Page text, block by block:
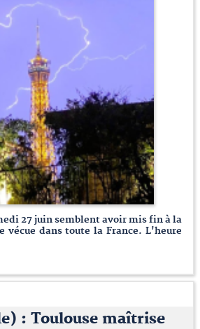
27 juin semblent avoir mis fin à la
vécue dans toute la France. L'heure
: Toulouse maîtrise